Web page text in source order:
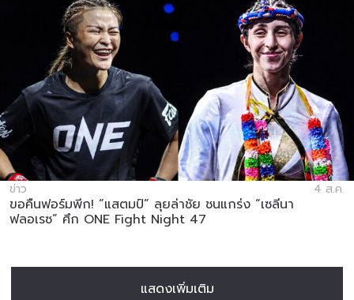
ข่าว 4 ส.ค.
ขอคืนฟอร์มพีก! “แสตมป์” ลุยล่าชัย ชนแกร่ง “เซลีนา
ฟลอเรซ” ศึก ONE Fight Night 47
แสดงเพิ่มเติม